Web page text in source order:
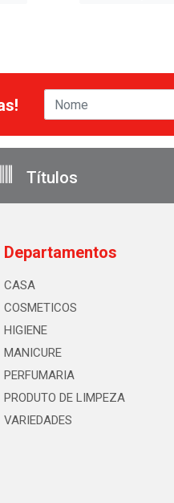
Títulos
Departamentos
CASA
COSMETICOS
HIGIENE
MANICURE
PERFUMARIA
PRODUTO DE LIMPEZA
VARIEDADES